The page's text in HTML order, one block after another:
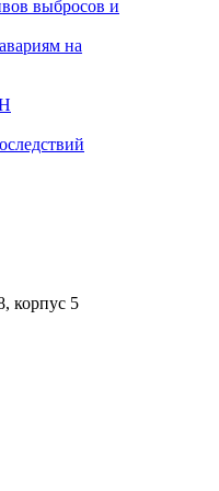
выбросов и
на
корпус 5